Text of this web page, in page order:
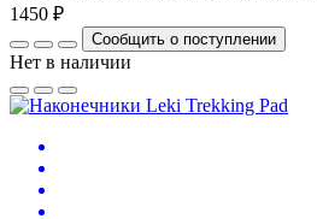
1450 ₽
Сообщить о поступлении
Нет в наличии